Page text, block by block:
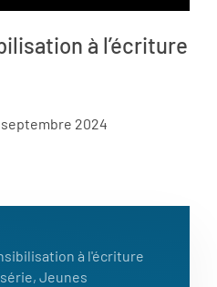
à l’écriture
2024
à l'écriture
Jeunes